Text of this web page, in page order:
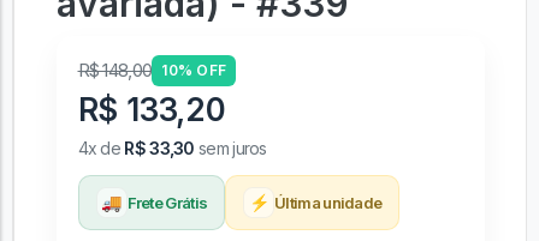
R$ 148,00 10% OFF
R$ 133,20
4x de R$ 33,30 sem juros
🚚 Frete Grátis ⚡ Última unidade